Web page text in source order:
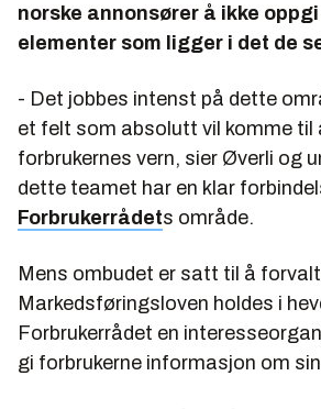
norske annonsører å ikke
elementer som ligger i det de
- Det jobbes intenst på dette
et felt som absolutt vil komme til
forbrukernes vern, sier Øverli og
dette teamet har en klar
Forbrukerrådets område.
Mens ombudet er satt til å
Markedsføringsloven holdes i
Forbrukerrådet en
gi forbrukerne informasjon om